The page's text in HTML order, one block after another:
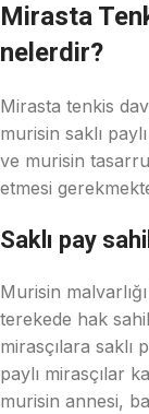
Mirasta
nelerdir?
Mirasta tenkis
murisin saklı
ve murisin
etmesi
Saklı pay
Murisin
terekede hak
mirasçılara saklı
paylı mirasçılar
murisin annesi,